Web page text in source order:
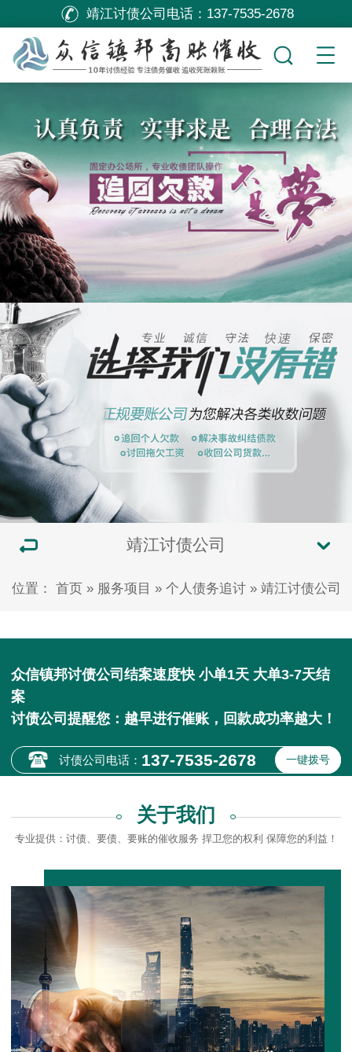
靖江讨债公司电话： 137-7535-2678
靖江讨债公司
位置： 首页» 服务项目 » 个人债务追讨» 靖江讨债公司
众信镇邦讨债公司结案速度快 小单1天 大单3-7天结
案
讨债公司提醒您：越早进行催账，回款成功率越大！
讨债公司电话： 137-7535-2678 一键拨号
关于我们
专业提供：讨债、要债、要账的催收服务 捍卫您的权利 保障您的利益！